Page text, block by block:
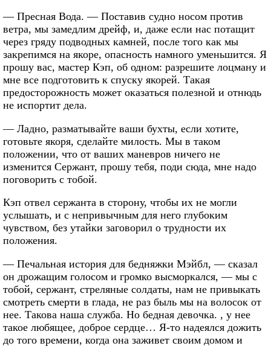
— Пресная Вода. — Поставив судно носом против
ветра, мы замедлим дрейф, и, даже если нас потащит
через гряду подводных камней, после того как мы
закрепимся на якоре, опасность намного уменьшится. Я
прошу вас, мастер Кэп, об одном: разрешите лоцману и
мне все подготовить к спуску якорей. Такая
предосторожность может оказаться полезной и отнюдь
не испортит дела.
— Ладно, разматывайте ваши бухты, если хотите,
готовьте якоря, сделайте милость. Мы в таком
положении, что от ваших маневров ничего не
изменится Сержант, прошу тебя, поди сюда, мне надо
поговорить с тобой.
Кэп отвел сержанта в сторону, чтобы их не могли
услышать, и с непривычным для него глубоким
чувством, без утайки заговорил о трудности их
положения.
— Печальная история для бедняжки Мэйбл, — сказал
он дрожащим голосом и громко высморкался, — мы с
тобой, сержант, стреляные солдаты, нам не привыкать
смотреть смерти в глада, не раз быль мы на волосок от
нее. Такова наша служба. Но бедная девочка. , у нее
такое любящее, доброе сердце… Я-то надеялся дожить
до того времени, когда она заживет своим домом и